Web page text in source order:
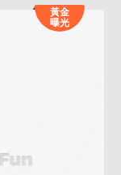
黃金
曝光